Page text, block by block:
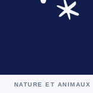
NATURE ET ANIMAUX